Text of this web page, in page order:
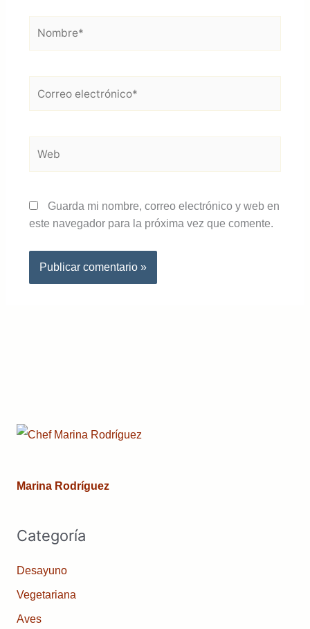
electrónico*
Guarda mi nombre, correo electrónico y web en
este navegador para la próxima vez que comente.
Marina Rodríguez
Categoría
Desayuno
Vegetariana
Aves